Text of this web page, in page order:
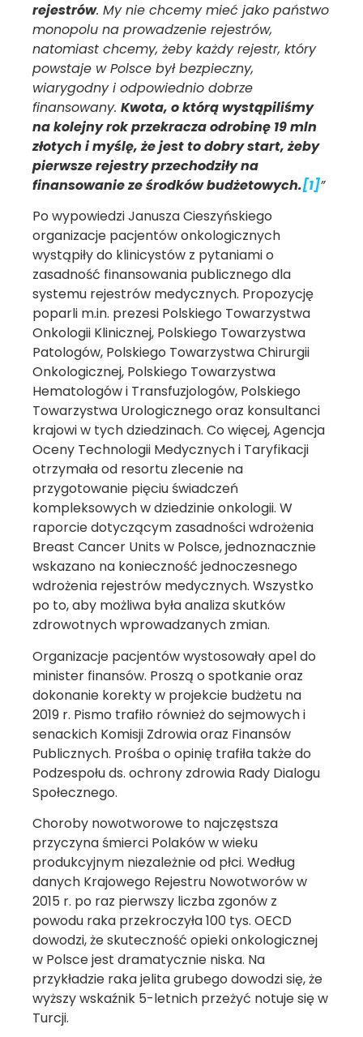
rejestrów. My nie chcemy mieć jako państwo
monopolu na prowadzenie rejestrów,
natomiast chcemy, żeby każdy rejestr, który
powstaje w Polsce był bezpieczny,
wiarygodny i odpowiednio dobrze
finansowany. Kwota, o którą wystąpiliśmy
na kolejny rok przekracza odrobinę 19 mln
złotych i myślę, że jest to dobry start, żeby
pierwsze rejestry przechodziły na
finansowanie ze środków budżetowych.[1]”
Po wypowiedzi Janusza Cieszyńskiego
organizacje pacjentów onkologicznych
wystąpiły do klinicystów z pytaniami o
zasadność finansowania publicznego dla
systemu rejestrów medycznych. Propozycję
poparli m.in. prezesi Polskiego Towarzystwa
Onkologii Klinicznej, Polskiego Towarzystwa
Patologów, Polskiego Towarzystwa Chirurgii
Onkologicznej, Polskiego Towarzystwa
Hematologów i Transfuzjologów, Polskiego
Towarzystwa Urologicznego oraz konsultanci
krajowi w tych dziedzinach. Co więcej, Agencja
Oceny Technologii Medycznych i Taryfikacji
otrzymała od resortu zlecenie na
przygotowanie pięciu świadczeń
kompleksowych w dziedzinie onkologii. W
raporcie dotyczącym zasadności wdrożenia
Breast Cancer Units w Polsce, jednoznacznie
wskazano na konieczność jednoczesnego
wdrożenia rejestrów medycznych. Wszystko
po to, aby możliwa była analiza skutków
zdrowotnych wprowadzanych zmian.
Organizacje pacjentów wystosowały apel do
minister finansów. Proszą o spotkanie oraz
dokonanie korekty w projekcie budżetu na
2019 r. Pismo trafiło również do sejmowych i
senackich Komisji Zdrowia oraz Finansów
Publicznych. Prośba o opinię trafiła także do
Podzespołu ds. ochrony zdrowia Rady Dialogu
Społecznego.
Choroby nowotworowe to najczęstsza
przyczyna śmierci Polaków w wieku
produkcyjnym niezależnie od płci. Według
danych Krajowego Rejestru Nowotworów w
2015 r. po raz pierwszy liczba zgonów z
powodu raka przekroczyła 100 tys. OECD
dowodzi, że skuteczność opieki onkologicznej
w Polsce jest dramatycznie niska. Na
przykładzie raka jelita grubego dowodzi się, że
wyższy wskaźnik 5-letnich przeżyć notuje się w
Turcji.